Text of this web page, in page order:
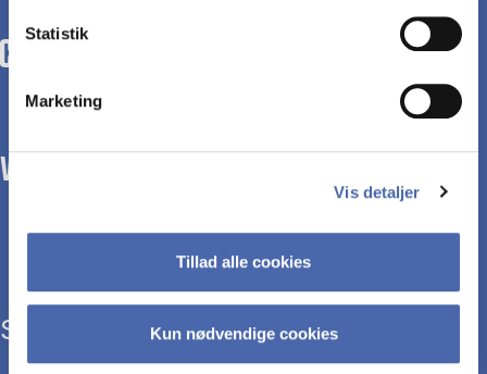
Statistik
Marketing
Vis detaljer
Tillad alle cookies
Kun nødvendige cookies
WE TRANSFORM SOCIETY WITH BUSINESS.
Study programmes